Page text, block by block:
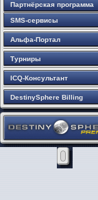
Партнёрская программа
SMS-сервисы
Альфа-Портал
Турниры
ICQ-Консультант
DestinySphere Billing